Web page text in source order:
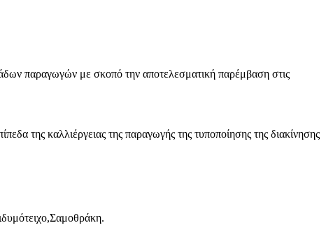
παραγωγών με σκοπό την αποτελεσματική παρέμβαση στις
της καλλιέργειας της παραγωγής της τυποποίησης της διακίνησης